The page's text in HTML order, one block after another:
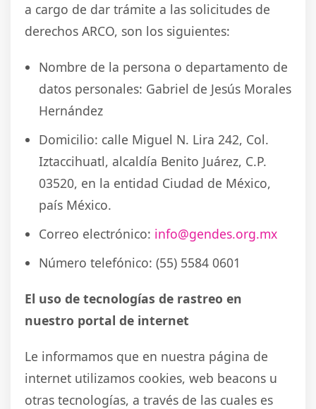
a cargo de dar trámite a las solicitudes de
derechos ARCO, son los siguientes:
Nombre de la persona o departamento de
datos personales: Gabriel de Jesús Morales
Hernández
Domicilio: calle Miguel N. Lira 242, Col.
Iztaccihuatl, alcaldía Benito Juárez, C.P.
03520, en la entidad Ciudad de México,
país México.
Correo electrónico: info@gendes.org.mx
Número telefónico: (55) 5584 0601
El uso de tecnologías de rastreo en
nuestro portal de internet
Le informamos que en nuestra página de
internet utilizamos cookies, web beacons u
otras tecnologías, a través de las cuales es